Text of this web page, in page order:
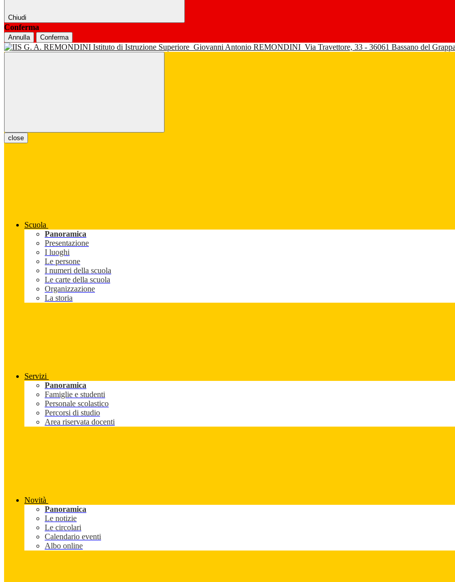
Chiudi
Conferma
Annulla Conferma
Istituto di Istruzione Superiore Giovanni Antonio REMONDINI Via Travettore, 33 - 36061 Bassano del
close
Scuola
Panoramica
Presentazione
I luoghi
Le persone
I numeri della scuola
Le carte della scuola
Organizzazione
La storia
Servizi
Panoramica
Famiglie e studenti
Personale scolastico
Percorsi di studio
Area riservata docenti
Novità
Panoramica
Le notizie
Le circolari
Calendario eventi
Albo online